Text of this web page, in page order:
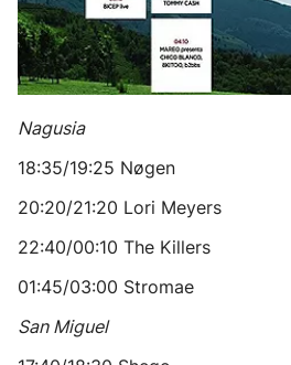
Nagusia
18:35/19:25 Nøgen
20:20/21:20 Lori Meyers
22:40/00:10 The Killers
01:45/03:00 Stromae
San Miguel